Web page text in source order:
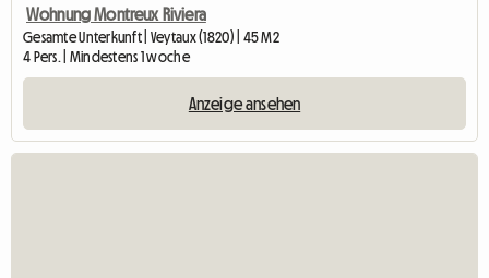
Wohnung Montreux Riviera
Gesamte Unterkunft | Veytaux (1820) | 45 M2
4 Pers. | Mindestens 1 woche
Anzeige ansehen